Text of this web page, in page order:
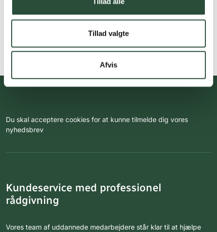
Tillad valgte
Afvis
Du skal acceptere cookies for at kunne tilmelde dig vores
nyhedsbrev
Kundeservice med professionel
rådgivning
Vores team af uddannede medarbejdere står klar til at hjælpe